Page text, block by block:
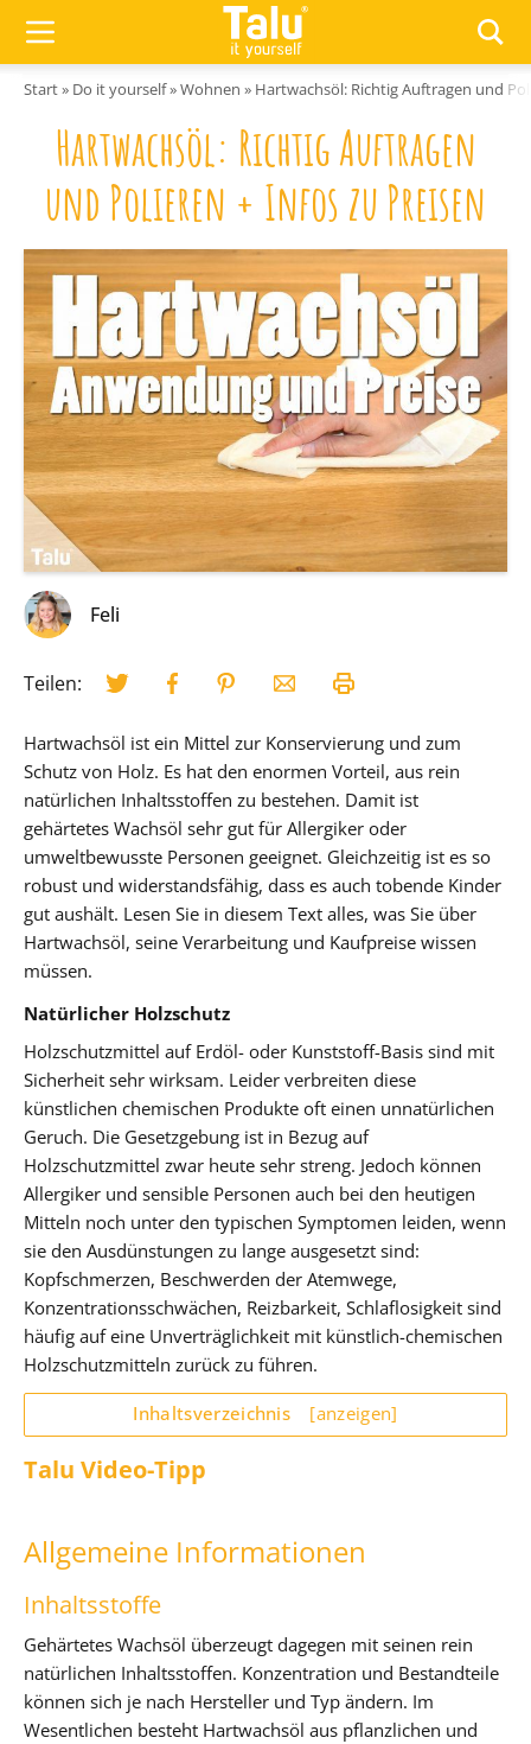
Start» Do it yourself»Wohnen » Hartwachsöl: Richtig Auftragen und
Hartwachsöl: Richtig Auftragen
und Polieren + Infos zu Preisen
Feli
Teilen:
Hartwachsöl ist ein Mittel zur Konservierung und zum
Schutz von Holz. Es hat den enormen Vorteil, aus rein
natürlichen Inhaltsstoffen zu bestehen. Damit ist
gehärtetes Wachsöl sehr gut für Allergiker oder
umweltbewusste Personen geeignet. Gleichzeitig ist es so
robust und widerstandsfähig, dass es auch tobende Kinder
gut aushält. Lesen Sie in diesem Text alles, was Sie über
Hartwachsöl, seine Verarbeitung und Kaufpreise wissen
müssen.
Natürlicher Holzschutz
Holzschutzmittel auf Erdöl- oder Kunststoff-Basis sind mit
Sicherheit sehr wirksam. Leider verbreiten diese
künstlichen chemischen Produkte oft einen unnatürlichen
Geruch. Die Gesetzgebung ist in Bezug auf
Holzschutzmittel zwar heute sehr streng. Jedoch können
Allergiker und sensible Personen auch bei den heutigen
Mitteln noch unter den typischen Symptomen leiden, wenn
sie den Ausdünstungen zu lange ausgesetzt sind:
Kopfschmerzen, Beschwerden der Atemwege,
Konzentrationsschwächen, Reizbarkeit, Schlaflosigkeit sind
häufig auf eine Unverträglichkeit mit künstlich-chemischen
Holzschutzmitteln zurück zu führen.
Inhaltsverzeichnis [anzeigen]
Talu Video-Tipp
Allgemeine Informationen
Inhaltsstoffe
Gehärtetes Wachsöl überzeugt dagegen mit seinen rein
natürlichen Inhaltsstoffen. Konzentration und Bestandteile
können sich je nach Hersteller und Typ ändern. Im
Wesentlichen besteht Hartwachsöl aus pflanzlichen und